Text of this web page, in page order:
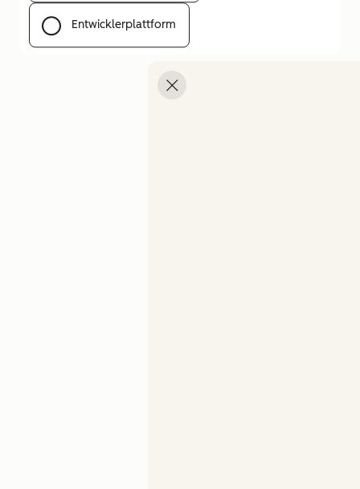
Menü öffnen
Entwicklerplattform